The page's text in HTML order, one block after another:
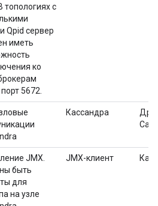
топологиях с
Qpid сервер
иметь
ко
5672.
Кассандра
JMX.
быть
для
на узле
JMX-клиент